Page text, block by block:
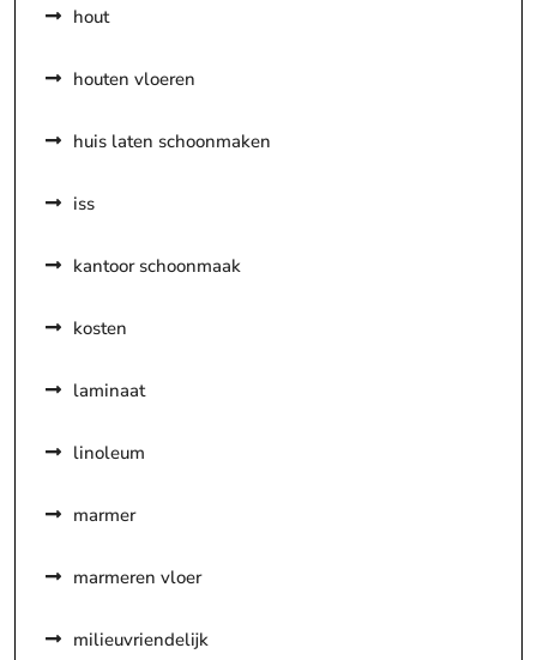
hout
houten vloeren
huis laten schoonmaken
iss
kantoor schoonmaak
kosten
laminaat
linoleum
marmer
marmeren vloer
milieuvriendelijk